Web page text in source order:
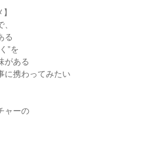
る
”を
がある
に携わってみたい
ャーの